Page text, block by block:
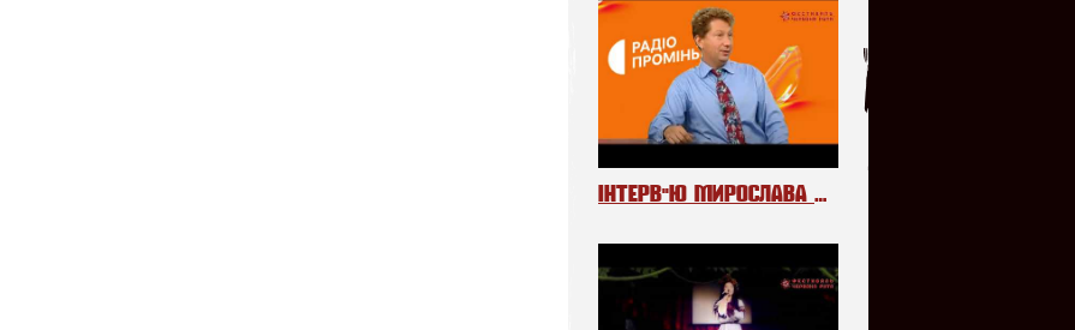
ІНТЕРВ"Ю МИРОСЛАВА МЕЛЬНИКА НА РАДІО «ПРОМІНЬ»